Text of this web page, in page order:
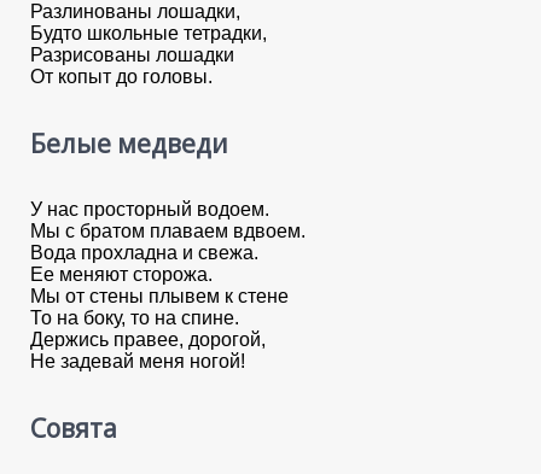
Разлинованы лошадки,
Будто школьные тетрадки,
Разрисованы лошадки
От копыт до головы.
Белые медведи
У нас просторный водоем.
Мы с братом плаваем вдвоем.
Вода прохладна и свежа.
Ее меняют сторожа.
Мы от стены плывем к стене
То на боку, то на спине.
Держись правее, дорогой,
Не задевай меня ногой!
Совята